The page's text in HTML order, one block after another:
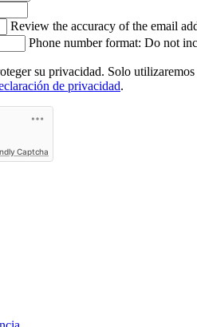
Review the accuracy of the email
Phone number format: Do not
su privacidad. Solo
de privacidad.
Captcha